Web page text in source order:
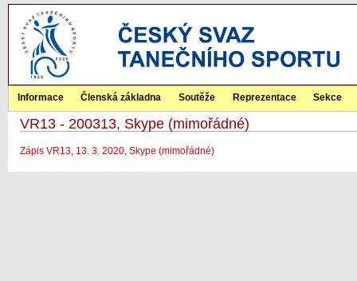
Informace Členská základna Soutěže Reprezentace Sekce
VR13 - 200313, Skype (mimořádné)
Zápis VR13, 13. 3. 2020, Skype (mimořádné)